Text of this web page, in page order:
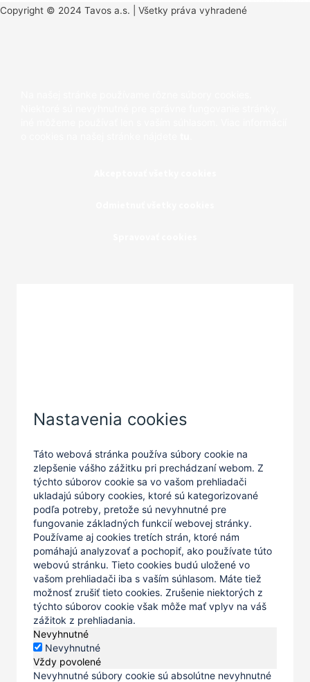
Copyright © 2024 Tavos a.s. | Všetky práva vyhradené
Nastavenia cookies
Táto webová stránka používa súbory cookie na
zlepšenie vášho zážitku pri prechádzaní webom. Z
týchto súborov cookie sa vo vašom prehliadači
ukladajú súbory cookies, ktoré sú kategorizované
podľa potreby, pretože sú nevyhnutné pre
fungovanie základných funkcií webovej stránky.
Používame aj cookies tretích strán, ktoré nám
pomáhajú analyzovať a pochopiť, ako používate túto
webovú stránku. Tieto cookies budú uložené vo
vašom prehliadači iba s vaším súhlasom. Máte tiež
možnosť zrušiť tieto cookies. Zrušenie niektorých z
týchto súborov cookie však môže mať vplyv na váš
zážitok z prehliadania.
Nevyhnutné
Nevyhnutné
Vždy povolené
Nevyhnutné súbory cookie sú absolútne nevyhnutné